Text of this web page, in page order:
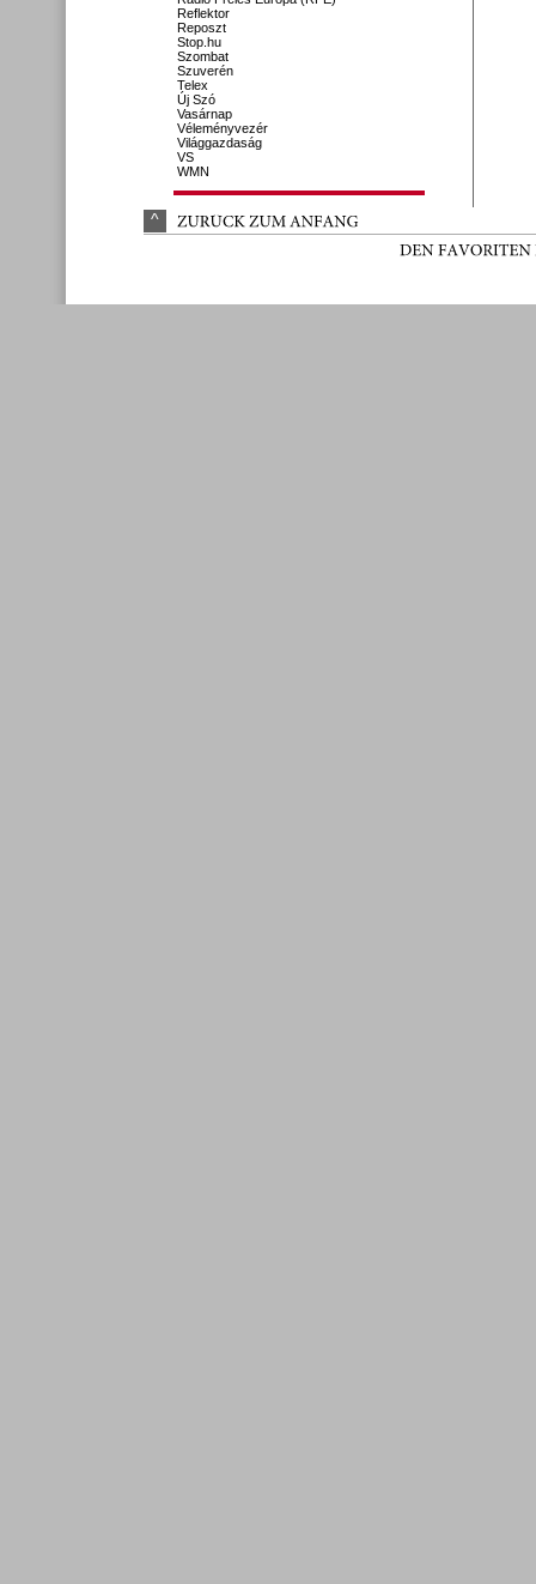
Reflektor
Reposzt
Stop.hu
Szombat
Szuverén
Telex
Új Szó
Vasárnap
Véleményvezér
Világgazdaság
VS
WMN
^ ZURÜCK ZUM ANFANG
DEN FAVORITEN